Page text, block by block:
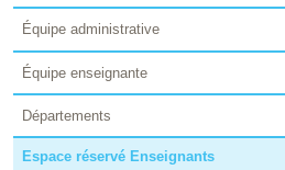
Équipe administrative
Équipe enseignante
Départements
Espace réservé Enseignants